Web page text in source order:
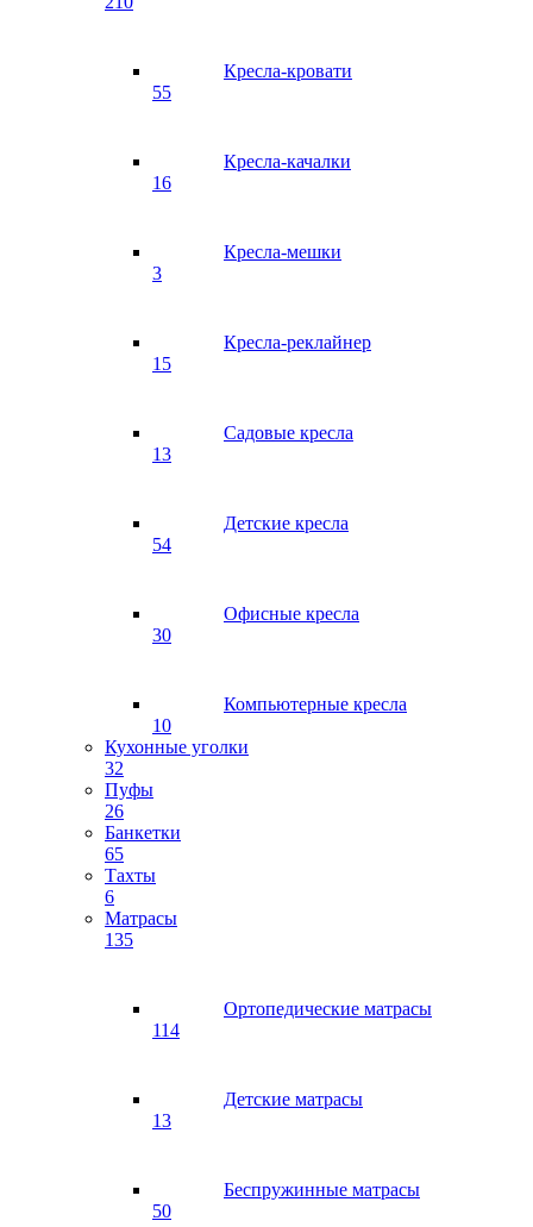
Кресла-кровати
55
Кресла-качалки
16
Кресла-мешки
3
Кресла-реклайнер
15
Садовые кресла
13
Детские кресла
54
Офисные кресла
30
Компьютерные кресла
10
Кухонные уголки
32
Пуфы
26
Банкетки
65
Тахты
6
Матрасы
135
Ортопедические матрасы
114
Детские матрасы
13
Беспружинные матрасы
50